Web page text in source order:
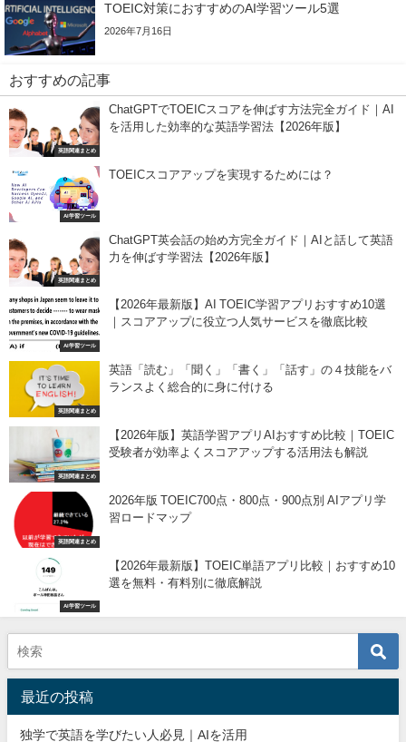
TOEIC対策におすすめのAI学習ツール5選
2026年7月16日
おすすめの記事
英語関連まとめ
ChatGPTでTOEICスコアを伸ばす方法完全ガイド｜AI
を活用した効率的な英語学習法【2026年版】
AI学習ツール
TOEICスコアアップを実現するためには？
英語関連まとめ
ChatGPT英会話の始め方完全ガイド｜AIと話して英語
力を伸ばす学習法【2026年版】
AI学習ツール
【2026年最新版】AI TOEIC学習アプリおすすめ10選
｜スコアアップに役立つ人気サービスを徹底比較
英語関連まとめ
英語「読む」「聞く」「書く」「話す」の４技能をバ
ランスよく総合的に身に付ける
英語関連まとめ
【2026年版】英語学習アプリAIおすすめ比較｜TOEIC
受験者が効率よくスコアアップする活用法も解説
英語関連まとめ
2026年版 TOEIC700点・800点・900点別 AIアプリ学
習ロードマップ
AI学習ツール
【2026年最新版】TOEIC単語アプリ比較｜おすすめ10
選を無料・有料別に徹底解説
最近の投稿
独学で英語を学びたい人必見｜AIを活用